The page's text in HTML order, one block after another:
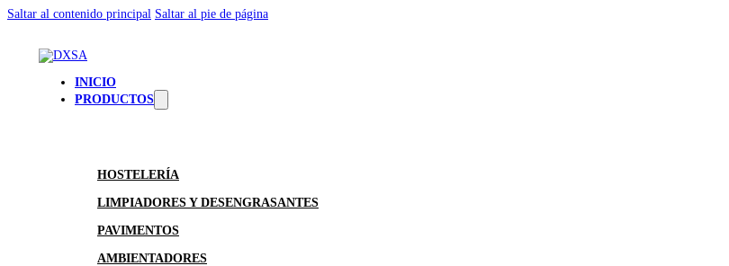
Saltar al contenido principal Saltar al pie de página
INICIO
PRODUCTOS
HOSTELERÍA
LIMPIADORES Y DESENGRASANTES
PAVIMENTOS
AMBIENTADORES